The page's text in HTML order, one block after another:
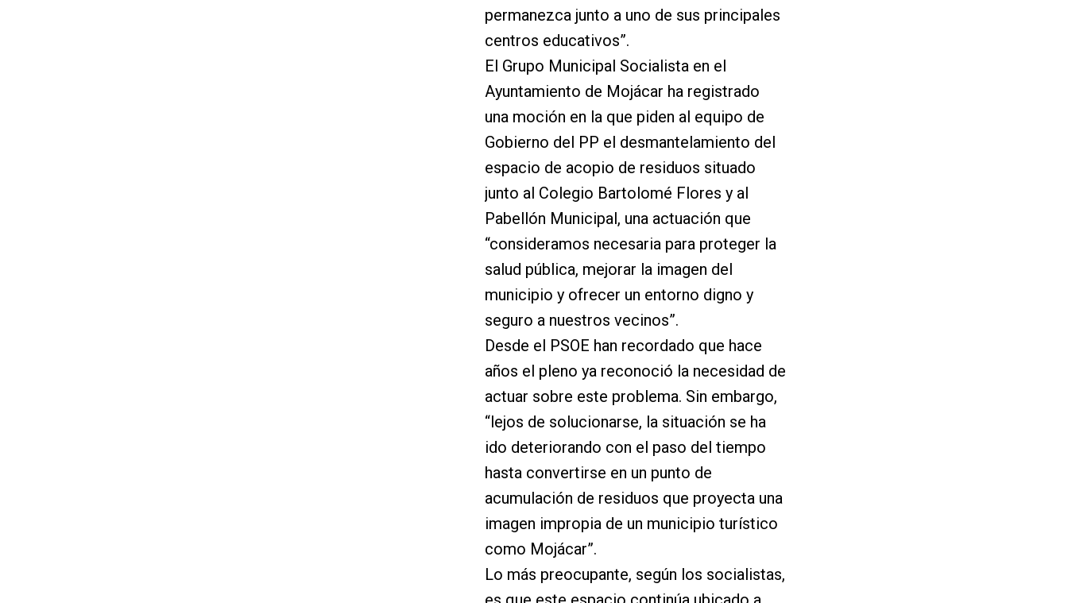
permanezca junto a uno de sus principales
centros educativos”.
El Grupo Municipal Socialista en el
Ayuntamiento de Mojácar ha registrado
una moción en la que piden al equipo de
Gobierno del PP el desmantelamiento del
espacio de acopio de residuos situado
junto al Colegio Bartolomé Flores y al
Pabellón Municipal, una actuación que
“consideramos necesaria para proteger la
salud pública, mejorar la imagen del
municipio y ofrecer un entorno digno y
seguro a nuestros vecinos”.
Desde el PSOE han recordado que hace
años el pleno ya reconoció la necesidad de
actuar sobre este problema. Sin embargo,
“lejos de solucionarse, la situación se ha
ido deteriorando con el paso del tiempo
hasta convertirse en un punto de
acumulación de residuos que proyecta una
imagen impropia de un municipio turístico
como Mojácar”.
Lo más preocupante, según los socialistas,